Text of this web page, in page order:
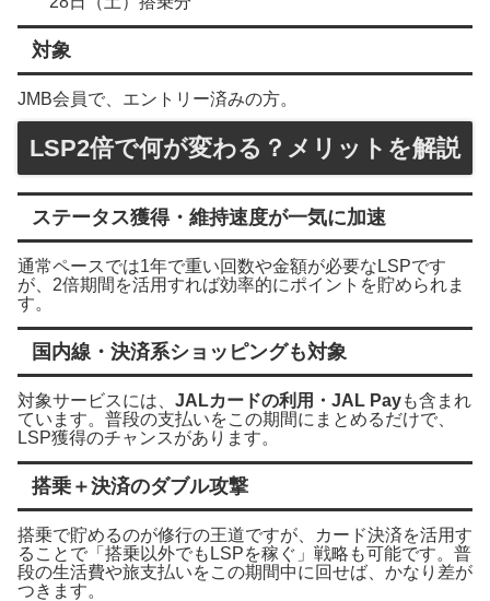
対象
JMB会員で、エントリー済みの方。
LSP2倍で何が変わる？メリットを解説
ステータス獲得・維持速度が一気に加速
通常ペースでは1年で重い回数や金額が必要なLSPです
が、2倍期間を活用すれば効率的にポイントを貯められま
す。
国内線・決済系ショッピングも対象
対象サービスには、 JALカードの利用・JAL Payも含まれ
ています。普段の支払いをこの期間にまとめるだけで、
LSP獲得のチャンスがあります。
搭乗＋決済のダブル攻撃
搭乗で貯めるのが修行の王道ですが、カード決済を活用す
ることで「搭乗以外でもLSPを稼ぐ」戦略も可能です。普
段の生活費や旅支払いをこの期間中に回せば、かなり差が
つきます。